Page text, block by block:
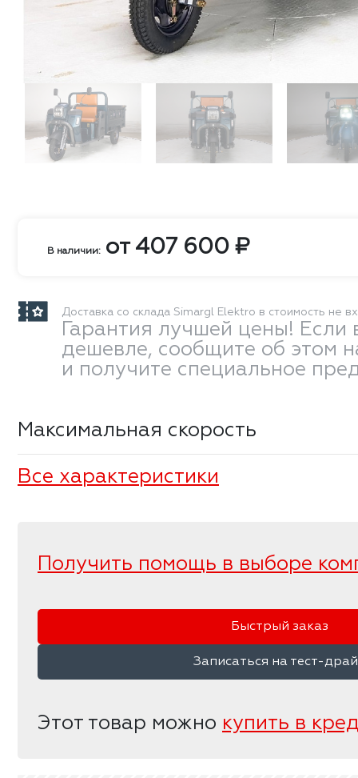
В наличии: от 407 600 ₽
Доставка со склада Simargl Elektro в стоимость не
Гарантия лучшей цены! Если
дешевле, сообщите об этом
и получите специальное
Максимальная скорость
Все характеристики
Получить помощь в выборе
Быстрый заказ
Записаться на тест-
Этот товар можно купить в